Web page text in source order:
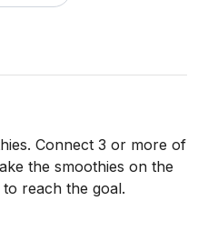
Connect 3 or more of
the smoothies on the
reach the goal.